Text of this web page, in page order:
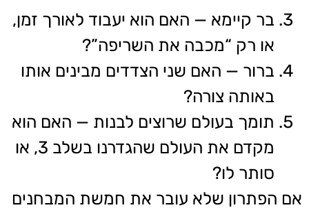
בר קיימא — האם הוא יעבוד לאורך זמן,
או רק “מכבה את השריפה”?
ברור — האם שני הצדדים מבינים אותו
באותה צורה?
תומך בעולם שרוצים לבנות — האם הוא
מקדם את העולם שהגדרנו בשלב 3, או
סותר לו?
אם הפתרון שלא עובר את חמשת המבחנים